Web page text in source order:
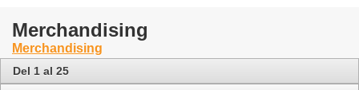
Merchandising
Merchandising
Del 1 al 25